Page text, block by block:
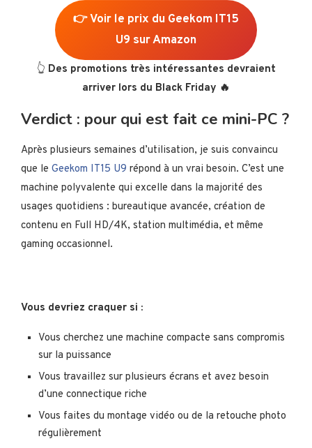
👉 Voir le prix du Geekom IT15
U9 sur Amazon
👆 Des promotions très intéressantes devraient
arriver lors du Black Friday 🔥
Verdict : pour qui est fait ce mini-PC ?
Après plusieurs semaines d’utilisation, je suis convaincu
que le Geekom IT15 U9 répond à un vrai besoin. C’est une
machine polyvalente qui excelle dans la majorité des
usages quotidiens : bureautique avancée, création de
contenu en Full HD/4K, station multimédia, et même
gaming occasionnel.
Vous devriez craquer si :
Vous cherchez une machine compacte sans compromis
sur la puissance
Vous travaillez sur plusieurs écrans et avez besoin
d’une connectique riche
Vous faites du montage vidéo ou de la retouche photo
régulièrement